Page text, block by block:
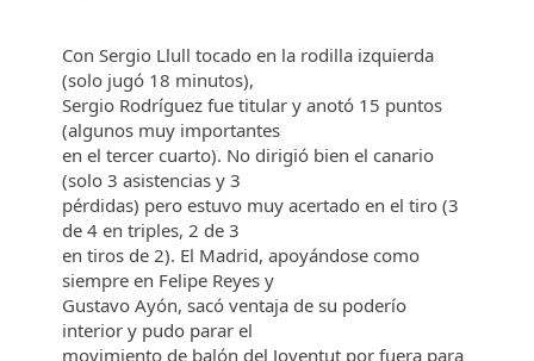
Con Sergio Llull tocado en la rodilla izquierda
(solo jugó 18 minutos),
Sergio Rodríguez fue titular y anotó 15 puntos
(algunos muy importantes
en el tercer cuarto). No dirigió bien el canario
(solo 3 asistencias y 3
pérdidas) pero estuvo muy acertado en el tiro (3
de 4 en triples, 2 de 3
en tiros de 2). El Madrid, apoyándose como
siempre en Felipe Reyes y
Gustavo Ayón, sacó ventaja de su poderío
interior y pudo parar el
movimiento de balón del Joventut por fuera para